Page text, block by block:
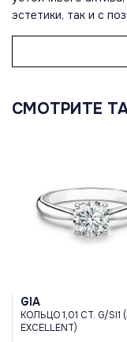
эстетики, так и с
СМОТРИТЕ
GIA
КОЛЬЦО 1,01 CT. G/SI1
EXCELLENT)